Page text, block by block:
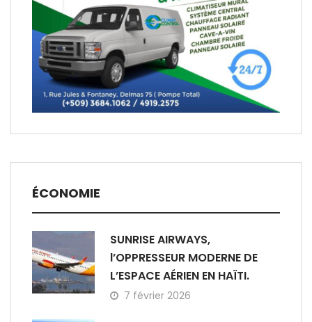
ÉCONOMIE
SUNRISE AIRWAYS,
l’OPPRESSEUR MODERNE DE
L’ESPACE AÉRIEN EN HAÏTI.
7 février 2026